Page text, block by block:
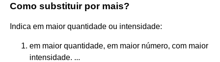
Como substituir por mais?
Indica em maior quantidade ou intensidade:
em maior quantidade, em maior número, com maior
intensidade. ...